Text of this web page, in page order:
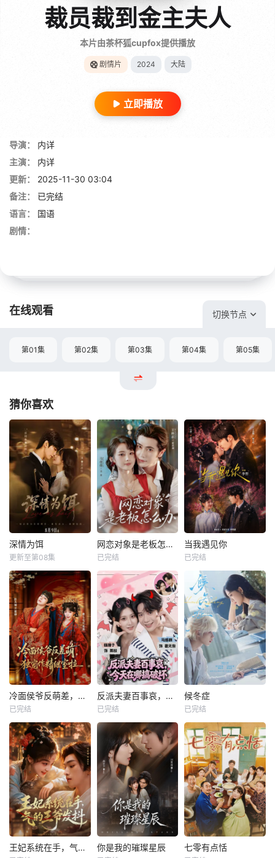
裁员裁到金主夫人
本片由茶杯狐cupfox提供播放
剧情片 2024 大陆
立即播放
导演：
内详
主演：
内详
更新：
2025-11-30 03:04
备注：
已完结
语言：
国语
剧情：
在线观看 切换节点
第01集 第02集 第03集 第04集 第05集
猜你喜欢
深情为饵
更新至第08集
网恋对象是老板怎么办
已完结
当我遇见你
已完结
冷面侯爷反萌差，独宠作精继室啦
已完结
反派夫妻百事哀，今天在哪搞破坏
已完结
候冬症
已完结
王妃系统在手，气的王爷发抖 你是我的璀璨星辰 七零有点恬